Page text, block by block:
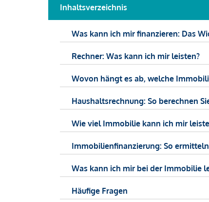
Inhaltsverzeichnis
Was kann ich mir finanzieren: Das
Rechner: Was kann ich mir leisten?
Wovon hängt es ab, welche
Haushaltsrechnung: So berechnen
Wie viel Immobilie kann ich mir
Immobilienfinanzierung: So
Was kann ich mir bei der Immobilie
Häufige Fragen